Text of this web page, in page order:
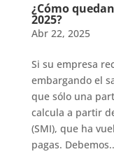
¿Cómo
2025?
Abr 22, 2025
Si su empresa
embargando el
que sólo una
calcula a partir
(SMI), que ha
pagas.